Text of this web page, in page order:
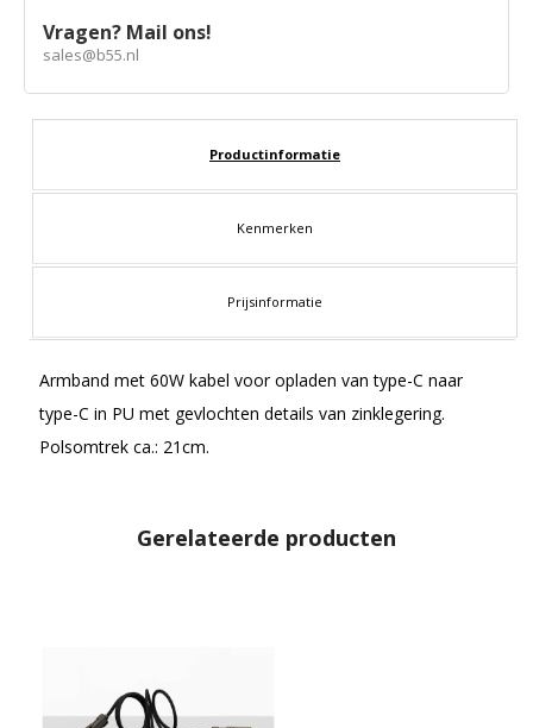
Vragen? Mail ons!
sales@b55.nl
Productinformatie
Kenmerken
Prijsinformatie
Armband met 60W kabel voor opladen van type-C naar
type-C in PU met gevlochten details van zinklegering.
Polsomtrek ca.: 21cm.
Gerelateerde producten